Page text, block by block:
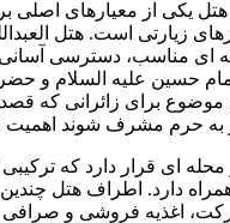
یکی از معیارهای اصلی
زیارتی است. هتل
ای مناسب، دسترسی
حسین علیه السلام و
موضوع برای زائرانی که
به حرم مشرف شوند اهمیت
ای قرار دارد که
دارد. اطراف هتل
اغذیه فروشی و صرافی